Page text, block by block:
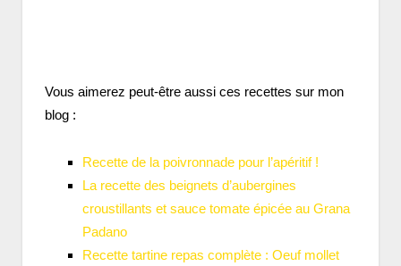
Vous aimerez peut-être aussi ces recettes sur mon
blog :
Recette de la poivronnade pour l’apéritif !
La recette des beignets d’aubergines
croustillants et sauce tomate épicée au Grana
Padano
Recette tartine repas complète : Oeuf mollet